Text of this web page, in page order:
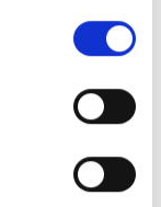
et relié à
attaché sur
du siège
un espace